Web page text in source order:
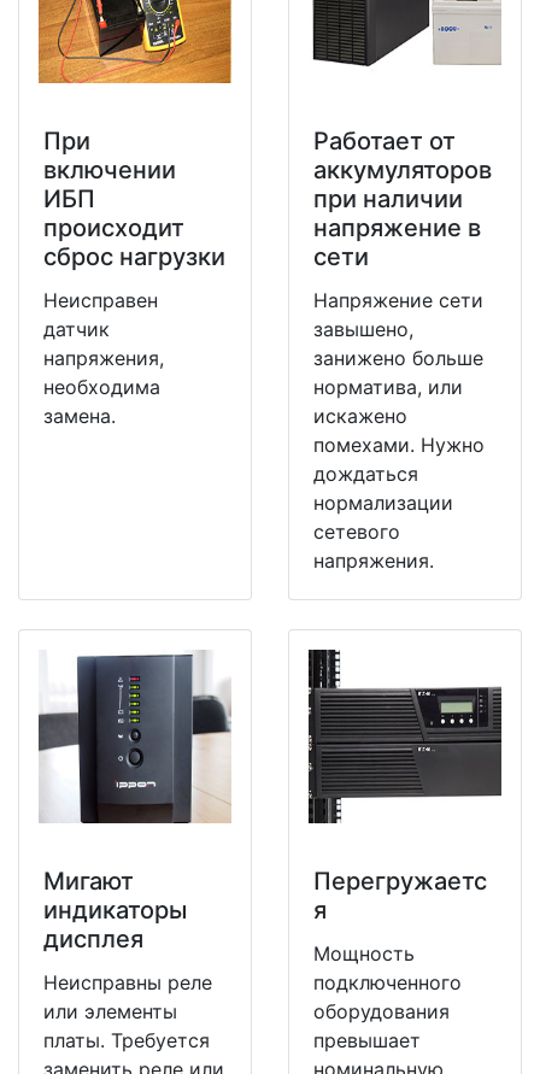
При
включении
ИБП
происходит
сброс нагрузки
Неисправен
датчик
напряжения,
необходима
замена.
Работает от
аккумуляторов
при наличии
напряжение в
сети
Напряжение сети
завышено,
занижено больше
норматива, или
искажено
помехами. Нужно
дождаться
нормализации
сетевого
напряжения.
Мигают
индикаторы
дисплея
Неисправны реле
или элементы
платы. Требуется
заменить реле или
Перегружаетс
я
Мощность
подключенного
оборудования
превышает
номинальную.